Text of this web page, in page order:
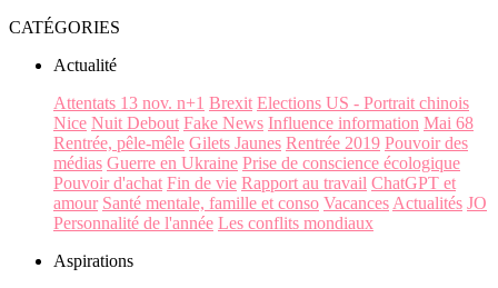
CATÉGORIES
Actualité
Attentats 13 nov. n+1 Brexit Elections US - Portrait chinois
Nice Nuit Debout Fake News Influence information Mai 68
Rentrée, pêle-mêle Gilets Jaunes Rentrée 2019 Pouvoir des
médias Guerre en Ukraine Prise de conscience écologique
Pouvoir d'achat Fin de vie Rapport au travail ChatGPT et
amour Santé mentale, famille et conso Vacances Actualités JO
Personnalité de l'année Les conflits mondiaux
Aspirations